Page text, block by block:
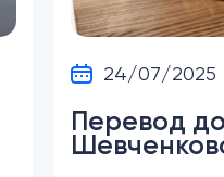
24/07/2025
Перевод